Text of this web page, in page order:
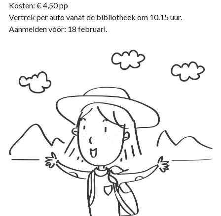
Kosten: € 4,50 pp
Vertrek per auto vanaf de bibliotheek om 10.15 uur.
Aanmelden vóór: 18 februari.